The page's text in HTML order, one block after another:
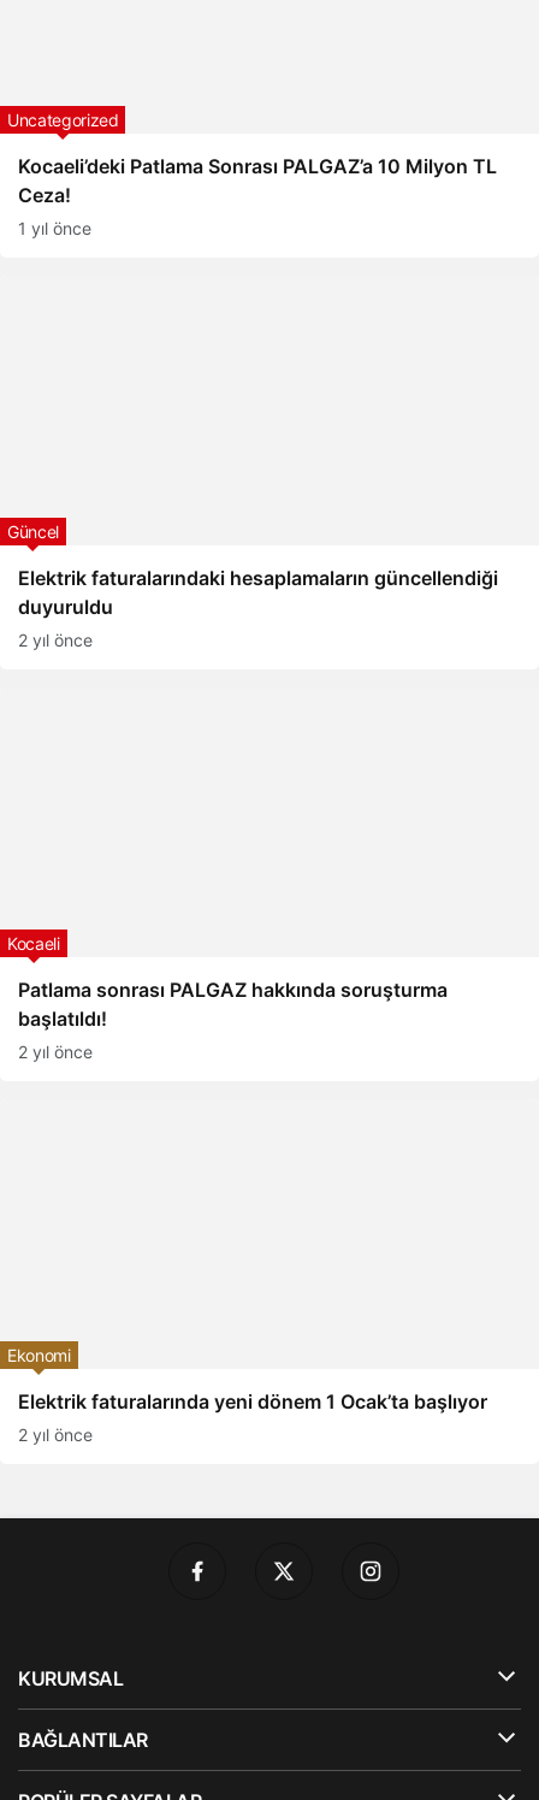
Kocaeli’deki Patlama Sonrası PALGAZ’a 10 Milyon TL
Ceza!
Uncategorized
1 yıl önce
Elektrik faturalarındaki hesaplamaların güncellendiği
duyuruldu
Güncel
2 yıl önce
Patlama sonrası PALGAZ hakkında soruşturma
başlatıldı!
Kocaeli
2 yıl önce
Elektrik faturalarında yeni dönem 1 Ocak’ta başlıyor
Ekonomi
2 yıl önce
KURUMSAL
BAĞLANTILAR